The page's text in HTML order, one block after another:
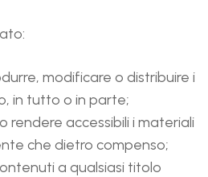
modificare o distribuire i
in tutto o in parte;
rendere accessibili i materiali
che dietro compenso;
a qualsiasi titolo